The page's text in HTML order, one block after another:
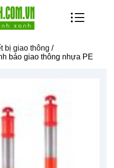
bị giao thông /
báo giao thông nhựa PE